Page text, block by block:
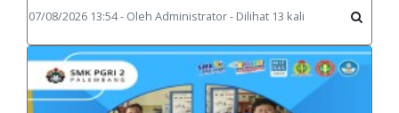
07/08/2026 13:54 - Oleh Administrator - Dilihat 13 kali